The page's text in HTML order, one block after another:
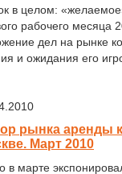
в целом:
рабочего месяца
дел на рынке
и ожидания его
рынка аренды
Март 2010
в марте